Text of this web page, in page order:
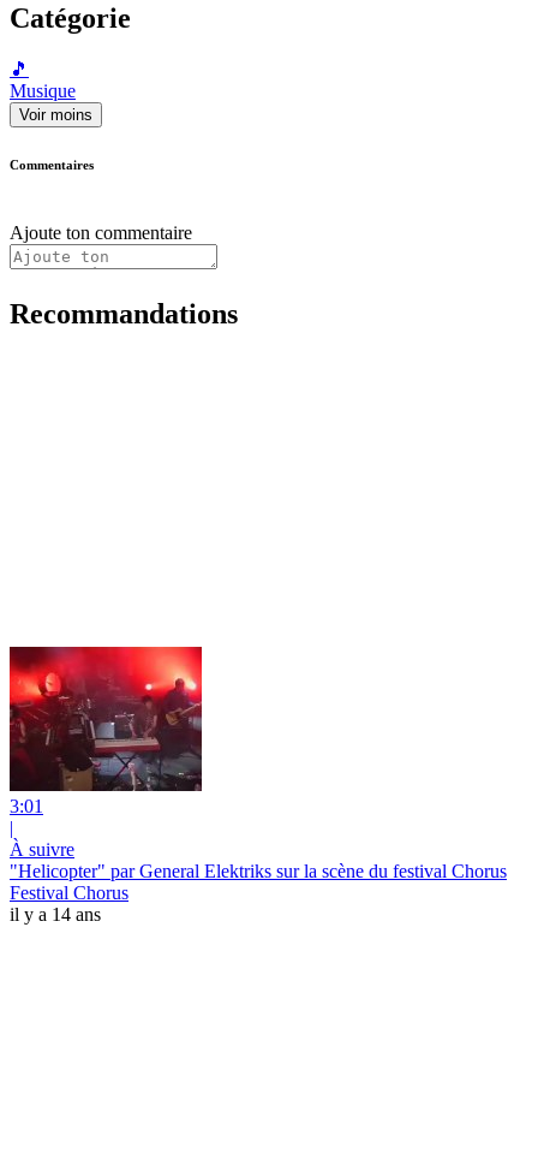
Catégorie
🎵
Musique
Voir moins
Commentaires
Ajoute ton commentaire
Recommandations
3:01
|
À suivre
"Helicopter" par General Elektriks sur la scène du festival Chorus
Festival Chorus
il y a 14 ans